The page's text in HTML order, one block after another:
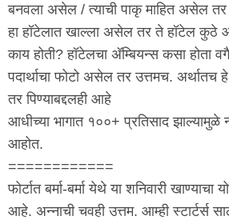
बनवला असेल / त्याची पाकृ माहित असेल
हा हॉटेलात खाल्ला असेल तर ते हॉटेल कुठे
काय होती? हॉटेलचा अ‍ॅम्बियन्स कसा होता
पदार्थाचा फोटो असेल तर उत्तमच. अर्थातच
तर पिण्याबद्दलही आहे
आधीच्या भागात १००+ प्रतिसाद
आहोत.
============
फोर्टात बर्मा-बर्मा येथे या शनिवारी
आहे. अन्नाची चवही उत्तम. आम्ही स्टार्टर्स